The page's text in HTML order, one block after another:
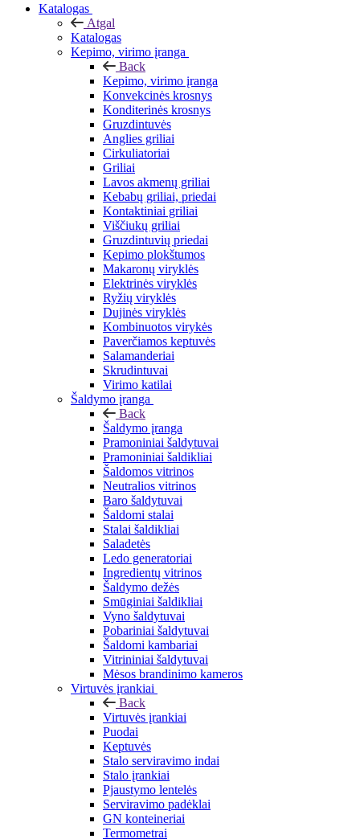
Katalogas
Atgal
Katalogas
Kepimo, virimo įranga
Back
Kepimo, virimo įranga
Konvekcinės krosnys
Konditerinės krosnys
Gruzdintuvės
Anglies griliai
Cirkuliatoriai
Griliai
Lavos akmenų griliai
Kebabų griliai, priedai
Kontaktiniai griliai
Viščiukų griliai
Gruzdintuvių priedai
Kepimo plokštumos
Makaronų viryklės
Elektrinės viryklės
Ryžių viryklės
Dujinės viryklės
Kombinuotos virykės
Paverčiamos keptuvės
Salamanderiai
Skrudintuvai
Virimo katilai
Šaldymo įranga
Back
Šaldymo įranga
Pramoniniai šaldytuvai
Pramoniniai šaldikliai
Šaldomos vitrinos
Neutralios vitrinos
Baro šaldytuvai
Šaldomi stalai
Stalai šaldikliai
Saladetės
Ledo generatoriai
Ingredientų vitrinos
Šaldymo dežės
Smūginiai šaldikliai
Vyno šaldytuvai
Pobariniai šaldytuvai
Šaldomi kambariai
Vitrininiai šaldytuvai
Mėsos brandinimo kameros
Virtuvės įrankiai
Back
Virtuvės įrankiai
Puodai
Keptuvės
Stalo serviravimo indai
Stalo įrankiai
Pjaustymo lentelės
Serviravimo padėklai
GN konteineriai
Termometrai